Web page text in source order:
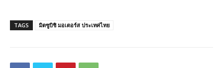
TAGS มิตซูบิชิ มอเตอร์ส ประเทศไทย